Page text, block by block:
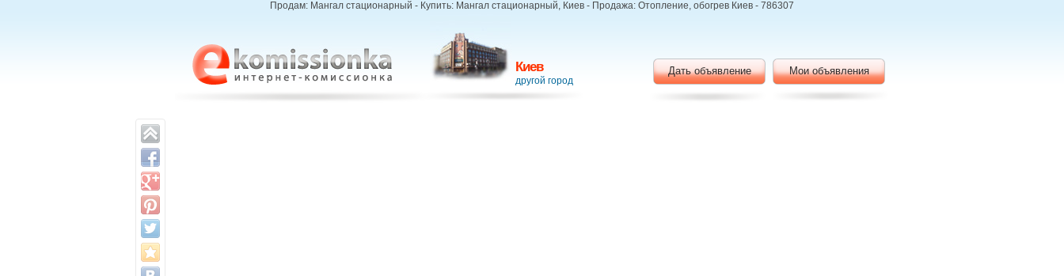
Продам: Мангал стационарный - Купить: Мангал стационарный, Киев - Продажа: Отопление, обогрев Киев - 786307
Киев
другой город
Дать объявление Мои объявления